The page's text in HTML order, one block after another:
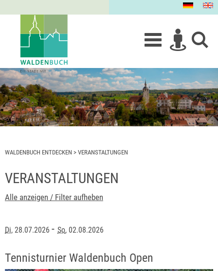
WALDENBUCH ENTDECKEN > VERANSTALTUNGEN
VERANSTALTUNGEN
Alle anzeigen / Filter aufheben
Di, 28.07.2026 - So, 02.08.2026
Tennisturnier Waldenbuch Open